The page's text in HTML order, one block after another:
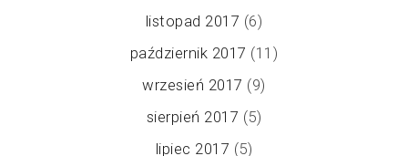
listopad 2017 (6)
październik 2017 (11)
wrzesień 2017 (9)
sierpień 2017 (5)
lipiec 2017 (5)